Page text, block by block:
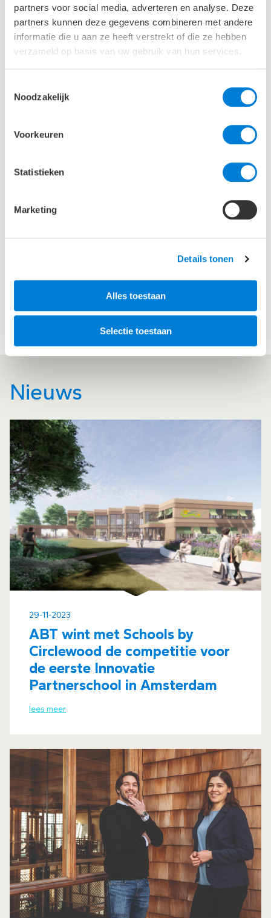
partners voor social media, adverteren en analyse. Deze
partners kunnen deze gegevens combineren met andere
informatie die u aan ze heeft verstrekt of die ze hebben
verzameld op basis van uw gebruik van hun services.
Noodzakelijk
Voorkeuren
Statistieken
Marketing
Details tonen
Alles toestaan
Selectie toestaan
Nieuws
29-11-2023
ABT wint met Schools by
Circlewood de competitie voor
de eerste Innovatie
Partnerschool in Amsterdam
lees meer